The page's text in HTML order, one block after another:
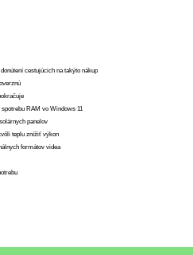
cestujúcich na takýto nákup
RAM vo Windows 11
panelov
teplu znížiť výkon
formátov videa